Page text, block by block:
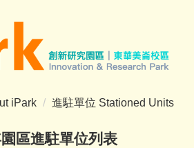
iPark 進駐單位 Stationed Units
區進駐單位列表